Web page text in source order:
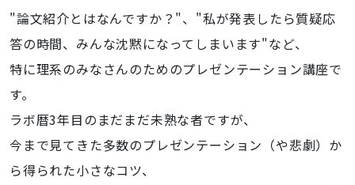
"論文紹介とはなんですか？"、"私が発表したら質疑応
答の時間、みんな沈黙になってしまいます"など、
特に理系のみなさんのためのプレゼンテーション講座で
す。
ラボ暦3年目のまだまだ未熟な者ですが、
今まで見てきた多数のプレゼンテーション（や悲劇）か
ら得られた小さなコツ、